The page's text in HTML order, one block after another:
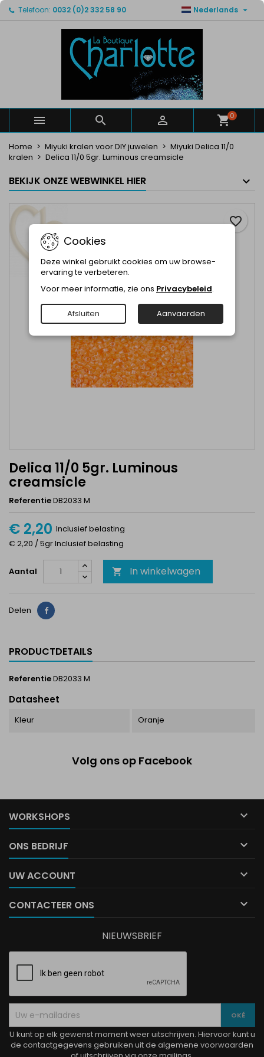
Telefoon: 0032 (0)2 332 58 90 Nederlands 
   0
Home Miyuki kralen voor DIY juwelen
Miyuki Delica 11/0
kralen
Delica 11/0 5gr. Luminous creamsicle
BEKIJK ONZE WEBWINKEL HIER
Delica 11/0 5gr. Luminous
creamsicle
ReferentieDB2033 M
€ 2,20 Inclusief belasting
€ 2,20 / 5gr Inclusief belasting
Aantal  In winkelwagen
favorite_border
Delen Delen
PRODUCTDETAILS
ReferentieDB2033 M
Datasheet
Kleur Oranje
Volg ons op Facebook
WORKSHOPS 
ONS BEDRIJF 
UW ACCOUNT 
CONTACTEER ONS 
Mijn verlanglijsten ×
Maak een lijst
Maak een verlanglijst ×
Verlanglijst naam
Annuleren Maak een verlanglijst
Inloggen ×
U moet ingelogd zijn om producten in uw verlanglijst
Annuleren Inloggen
Cookies
Deze winkel gebruikt cookies om uw browse-
ervaring te verbeteren.
Voor meer informatie, zie ons Privacybeleid.
Afsluiten Aanvaarden
NIEUWSBRIEF
U kunt op elk gewenst moment weer uitschrijven. Hiervoor kunt u
de contactgegevens gebruiken uit de algemene voorwaarden